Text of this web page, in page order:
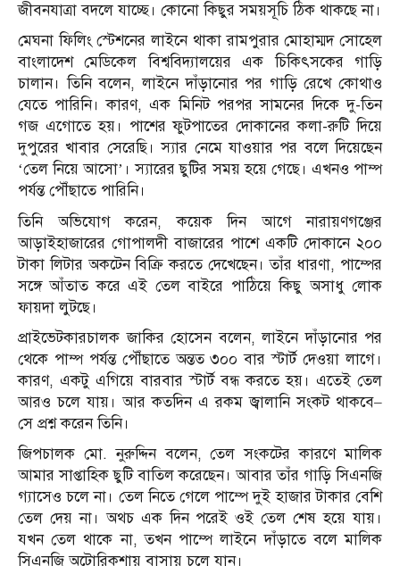
জীবনযাত্রা বদলে যাচ্ছে। কোনো কিছুর সময়সূচি ঠিক থাকছে না।
মেঘনা ফিলিং স্টেশনের লাইনে থাকা রামপুরার মোহাম্মদ সোহেল
বাংলাদেশ মেডিকেল বিশ্ববিদ্যালয়ের এক চিকিৎসকের গাড়ি
চালান। তিনি বলেন, লাইনে দাঁড়ানোর পর গাড়ি রেখে কোথাও
যেতে পারিনি। কারণ, এক মিনিট পরপর সামনের দিকে দু-তিন
গজ এগোতে হয়। পাশের ফুটপাতের দোকানের কলা-রুটি দিয়ে
দুপুরের খাবার সেরেছি। স্যার নেমে যাওয়ার পর বলে দিয়েছেন
‘তেল নিয়ে আসো’। স্যারের ছুটির সময় হয়ে গেছে। এখনও পাম্প
পর্যন্ত পৌঁছাতে পারিনি।
তিনি অভিযোগ করেন, কয়েক দিন আগে নারায়ণগঞ্জের
আড়াইহাজারের গোপালদী বাজারের পাশে একটি দোকানে ২০০
টাকা লিটার অকটেন বিক্রি করতে দেখেছেন। তাঁর ধারণা, পাম্পের
সঙ্গে আঁতাত করে এই তেল বাইরে পাঠিয়ে কিছু অসাধু লোক
ফায়দা লুটছে।
প্রাইভেটকারচালক জাকির হোসেন বলেন, লাইনে দাঁড়ানোর পর
থেকে পাম্প পর্যন্ত পৌঁছাতে অন্তত ৩০০ বার স্টার্ট দেওয়া লাগে।
কারণ, একটু এগিয়ে বারবার স্টার্ট বন্ধ করতে হয়। এতেই তেল
আরও চলে যায়। আর কতদিন এ রকম জ্বালানি সংকট থাকবে–
সে প্রশ্ন করেন তিনি।
জিপচালক মো. নুরুদ্দিন বলেন, তেল সংকটের কারণে মালিক
আমার সাপ্তাহিক ছুটি বাতিল করেছেন। আবার তাঁর গাড়ি সিএনজি
গ্যাসেও চলে না। তেল নিতে গেলে পাম্পে দুই হাজার টাকার বেশি
তেল দেয় না। অথচ এক দিন পরেই ওই তেল শেষ হয়ে যায়।
যখন তেল থাকে না, তখন পাম্পে লাইনে দাঁড়াতে বলে মালিক
সিএনজি অটোরিকশায় বাসায় চলে যান।